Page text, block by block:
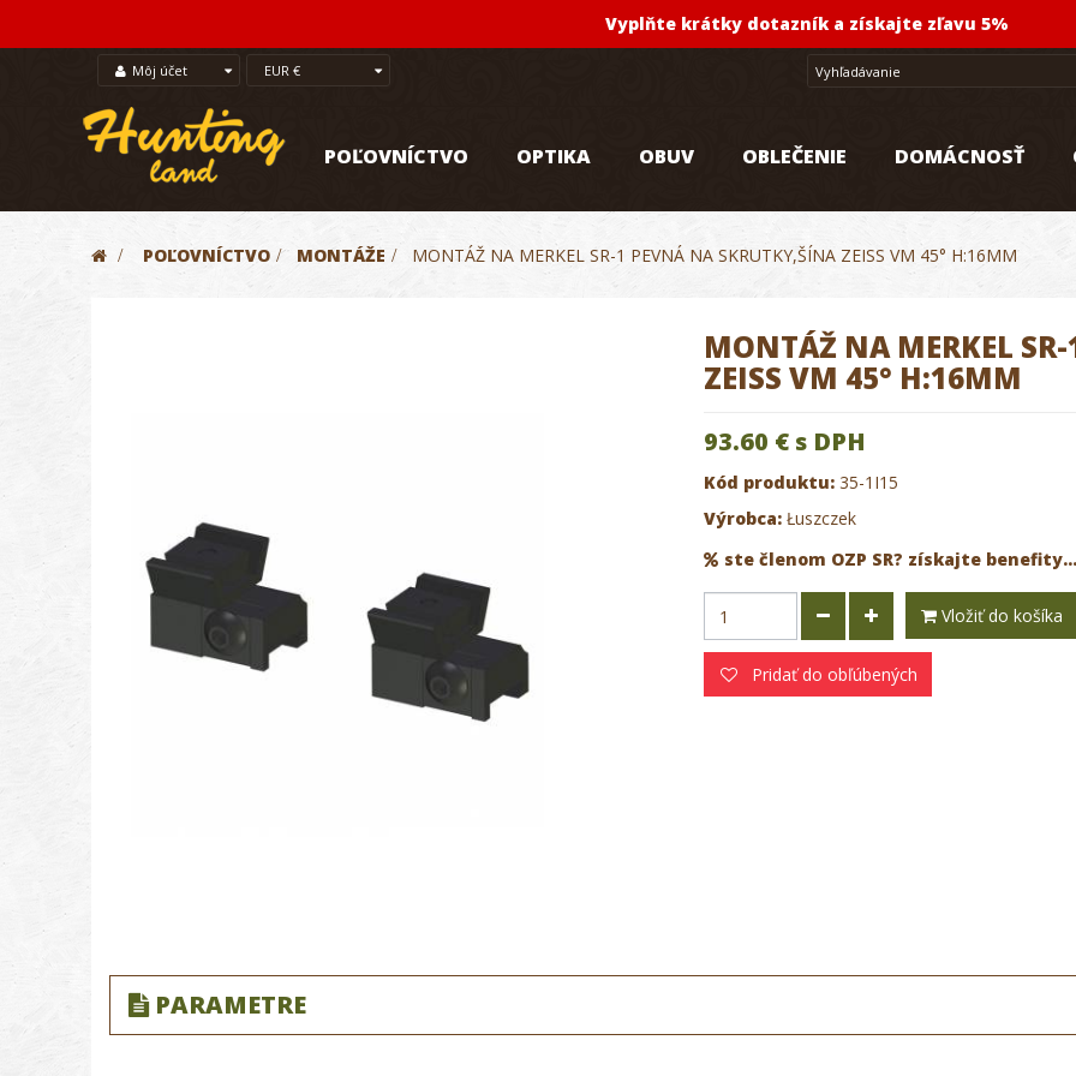
Vyplňte krátky dotazník a získajte zľavu 5%
Môj účet EUR €
POĽOVNÍCTVO OPTIKA OBUV OBLEČENIE DOMÁCNOSŤ
> POĽOVNÍCTVO > MONTÁŽE > MONTÁŽ NA MERKEL SR-1 PEVNÁ NA SKRUTKY,ŠÍNA ZEISS VM 45° H:16MM
MONTÁŽ NA MERKEL
ZEISS VM 45° H:16MM
93.60 €s DPH
Kód produktu: 35-1I15
Výrobca: Łuszczek
ste členom OZP SR? získajte benefity...
Vložiť do košíka
Pridať do obľúbených
PARAMETRE